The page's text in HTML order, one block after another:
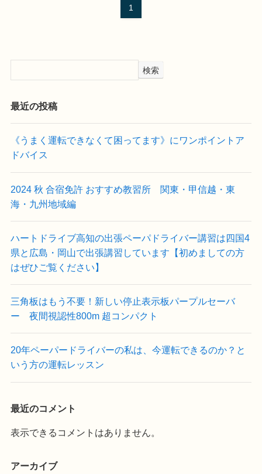
1
検索
最近の投稿
《うまく運転できなくて困ってます》にワンポイントア
ドバイス
2024 秋 合宿免許 おすすめ教習所 関東・甲信越・東
海・九州地域編
ハートドライブ高知の出張ペーパドライバー講習は四国4
県と広島・岡山で出張講習しています【初めましての方
はぜひご覧ください】
三角板はもう不要！新しい停止表示板パープルセーバ
ー 夜間視認性800m 超コンパクト
20年ペーパードライバーの私は、今運転できるのか？と
いう方の運転レッスン
最近のコメント
表示できるコメントはありません。
アーカイブ